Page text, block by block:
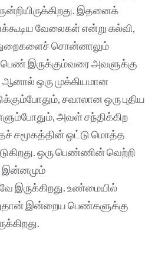
இதனைக்
வேலைகள் என்று கல்வி,
துறைகளைச் சொன்னாலும்
இருக்கும்வரை அவளுக்கு
ஒரு முக்கியமான
சவாலான ஒரு புதிய
அவள் சந்திக்கிற
சமூகத்தின் ஒட்டு மொத்த
ஒரு பெண்ணின் வெற்றி
இன்னமும்
இருக்கிறது. உண்மையில்
இன்றைய பெண்களுக்கு